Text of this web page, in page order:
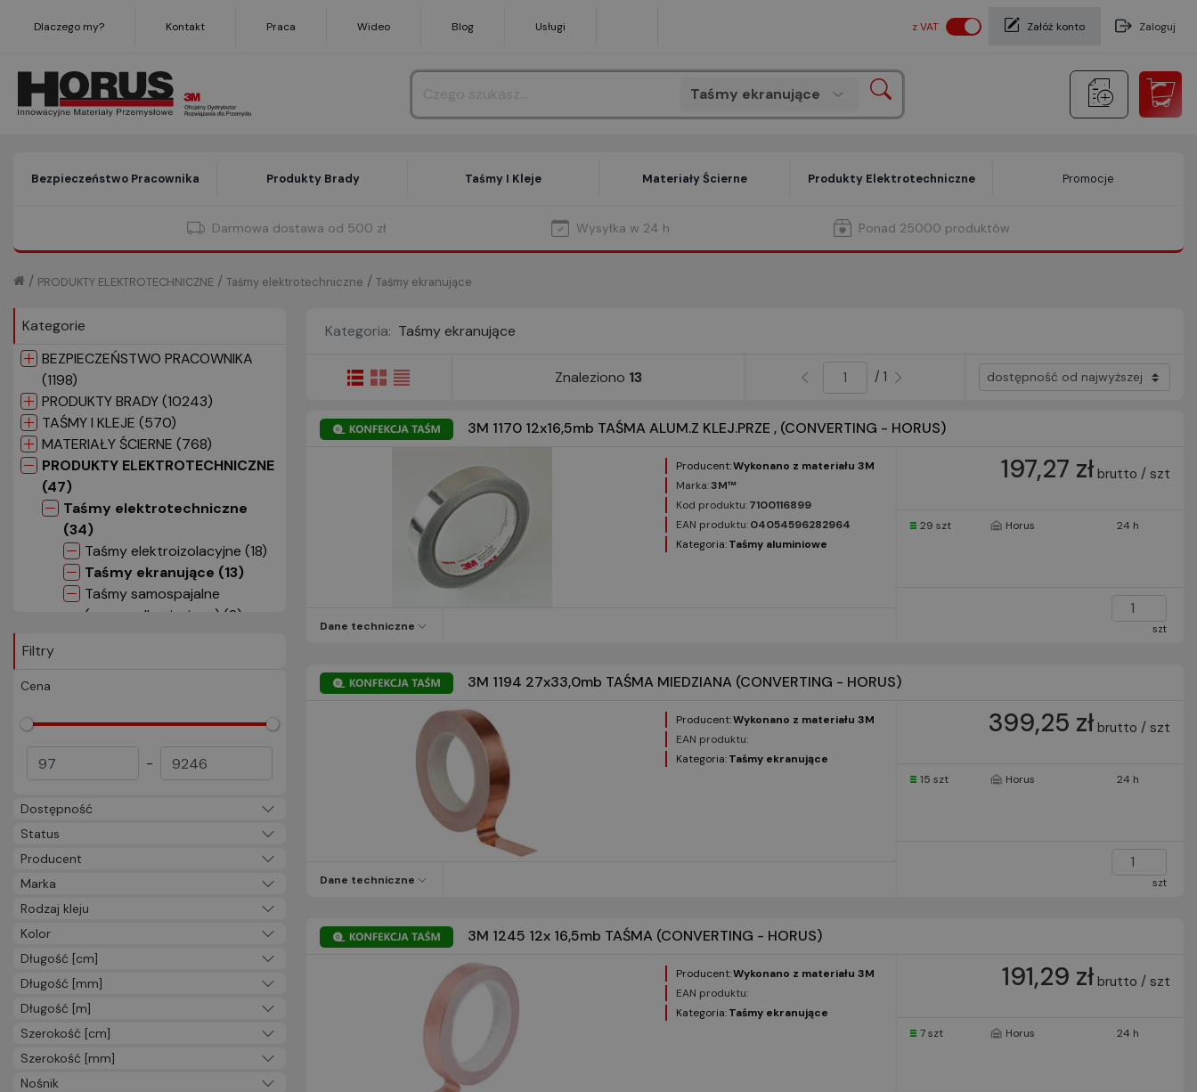
Dlaczego my? Kontakt Praca Wideo Blog Usługi z VAT Załóż konto Zaloguj
Taśmy ekranujące
Search
Bezpieczeństwo Pracownika Produkty Brady Taśmy I Kleje Materiały Ścierne Produkty Elektrotechniczne Promocje
Darmowa dostawa od 500 zł Wysyłka w 24 h Ponad 25000 produktów
Taśmy ekranujące
/
Taśmy elektrotechniczne
/
PRODUKTY ELEKTROTECHNICZNE
/
Kategorie
BEZPIECZEŃSTWO PRACOWNIKA
(1198)
PRODUKTY BRADY (10243)
TAŚMY I KLEJE (570)
MATERIAŁY ŚCIERNE (768)
PRODUKTY ELEKTROTECHNICZNE
(47)
Taśmy elektrotechniczne
(34)
Taśmy elektroizolacyjne (18)
Taśmy ekranujące (13)
Taśmy samospajalne
(samowulkanizujące) (2)
CZYSTOŚĆ I GRAFIKA (8)
Nieprzypisana (279)
PRODUKTY 3M (13770)
Filtry
Cena
-
Dostępność
Status
Producent
Marka
Rodzaj kleju
Kolor
Długość [cm]
Długość [mm]
Długość [m]
Szerokość [cm]
Szerokość [mm]
Nośnik
Kategoria: Taśmy ekranujące
Znaleziono 13 / 1
3M 1170 12x16,5mb TAŚMA ALUM.Z KLEJ.PRZE , (CONVERTING - HORUS)
Producent:Wykonano z materiału 3M
Marka:3M™
Kod produktu:7100116899
EAN produktu:04054596282964
Kategoria:Taśmy aluminiowe
Dane techniczne
197,27 zł brutto / szt
29 szt Horus 24 h
szt
3M 1194 27x33,0mb TAŚMA MIEDZIANA (CONVERTING - HORUS)
Producent:Wykonano z materiału 3M
EAN produktu:
Kategoria:Taśmy ekranujące
Dane techniczne
399,25 zł brutto / szt
15 szt Horus 24 h
szt
3M 1245 12x 16,5mb TAŚMA (CONVERTING - HORUS)
Producent:Wykonano z materiału 3M
EAN produktu:
Kategoria:Taśmy ekranujące
191,29 zł brutto / szt
7 szt Horus 24 h